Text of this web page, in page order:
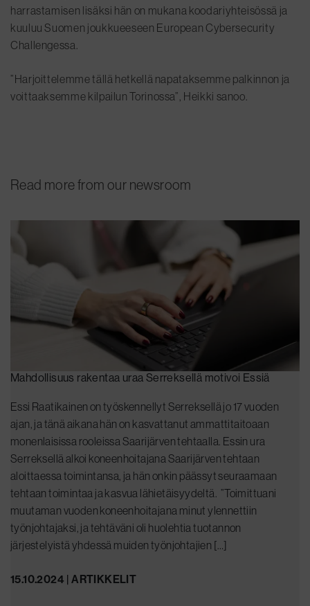
harrastamisen lisäksi hän on mukana koodariyhteisössä ja
kuuluu Suomen joukkueeseen European Cybersecurity
Challengessa.
”Harjoittelemme tällä hetkellä napataksemme palkinnon ja
voittaaksemme kilpailun Torinossa”, Heikki sanoo.
Read more from our newsroom
Mahdollisuus rakentaa uraa Serreksellä motivoi Essiä
Essi Raatikainen on työskennellyt Serreksellä jo 17 vuoden
ajan, ja tänä aikana hän on kasvattanut ammattitaitoaan
monenlaisissa rooleissa Saarijärven tehtaalla. Essin ura
Serreksellä alkoi koneenhoitajana Saarijärven tehtaan
aloittaessa toimintansa, ja hän onkin päässyt seuraamaan
tehtaan toimintaa ja kasvua lähietäisyydeltä. ”Toimittuani
muutaman vuoden koneenhoitajana minut ylennettiin
työnjohtajaksi, ja tehtäväni oli huolehtia tuotannon
järjestelyistä yhdessä muiden työnjohtajien […]
15.10.2024 | ARTIKKELIT